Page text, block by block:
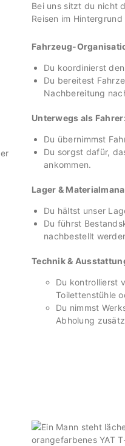
Bei uns sitzt du nicht
Reisen im
Fahrzeug-
Du koordinierst
Du bereitest
Nachbereitung
Unterwegs als
Du übernimmst
Du sorgst dafür,
ankommen.
Lager &
Du hältst unser
Du führst
nachbestellt
Technik &
Du kontrollierst
Toilettenstühle
Du nimmst
Abholung